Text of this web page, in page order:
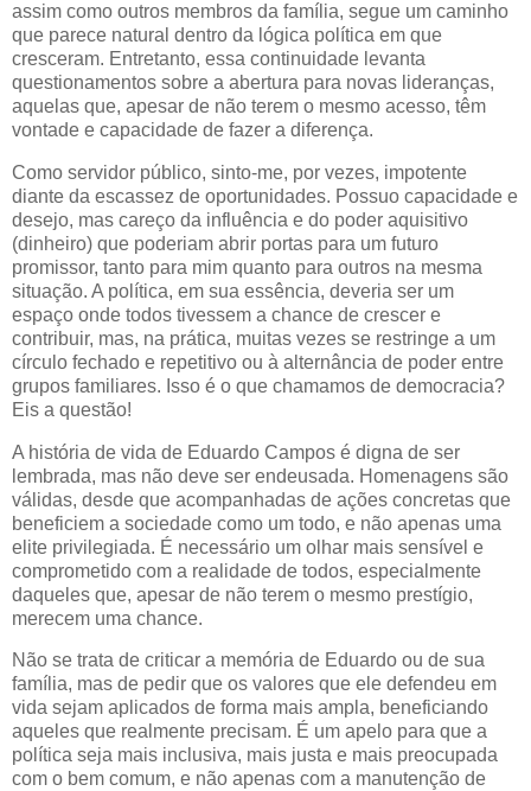
assim como outros membros da família, segue um caminho
que parece natural dentro da lógica política em que
cresceram. Entretanto, essa continuidade levanta
questionamentos sobre a abertura para novas lideranças,
aquelas que, apesar de não terem o mesmo acesso, têm
vontade e capacidade de fazer a diferença.
Como servidor público, sinto-me, por vezes, impotente
diante da escassez de oportunidades. Possuo capacidade e
desejo, mas careço da influência e do poder aquisitivo
(dinheiro) que poderiam abrir portas para um futuro
promissor, tanto para mim quanto para outros na mesma
situação. A política, em sua essência, deveria ser um
espaço onde todos tivessem a chance de crescer e
contribuir, mas, na prática, muitas vezes se restringe a um
círculo fechado e repetitivo ou à alternância de poder entre
grupos familiares. Isso é o que chamamos de democracia?
Eis a questão!
A história de vida de Eduardo Campos é digna de ser
lembrada, mas não deve ser endeusada. Homenagens são
válidas, desde que acompanhadas de ações concretas que
beneficiem a sociedade como um todo, e não apenas uma
elite privilegiada. É necessário um olhar mais sensível e
comprometido com a realidade de todos, especialmente
daqueles que, apesar de não terem o mesmo prestígio,
merecem uma chance.
Não se trata de criticar a memória de Eduardo ou de sua
família, mas de pedir que os valores que ele defendeu em
vida sejam aplicados de forma mais ampla, beneficiando
aqueles que realmente precisam. É um apelo para que a
política seja mais inclusiva, mais justa e mais preocupada
com o bem comum, e não apenas com a manutenção de